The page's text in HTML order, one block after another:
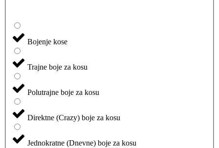
Bojenje kose
Trajne boje za kosu
Polutrajne boje za kosu
Direktne (Crazy) boje za kosu
Jednokratne (Dnevne) boje za kosu